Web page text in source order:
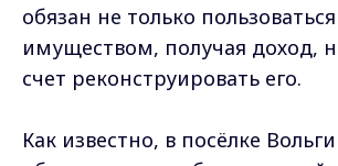
обязан не только пользоваться
имуществом, получая доход,
счет реконструировать его.
Как известно, в посёлке